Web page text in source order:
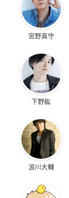
宮野真守
下野紘
浪川大輔